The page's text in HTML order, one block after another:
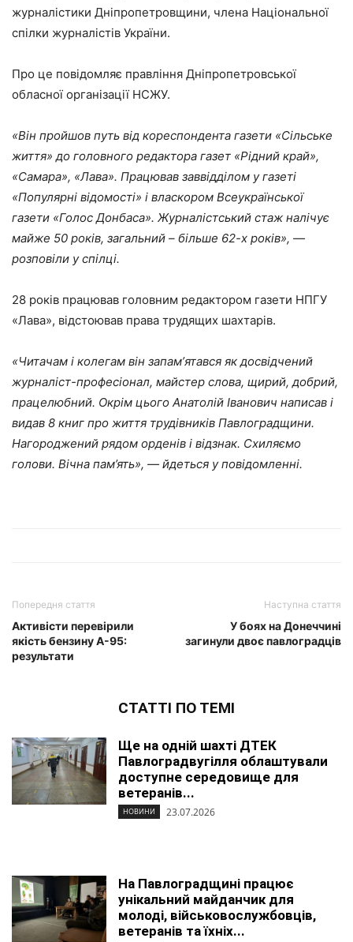
журналістики Дніпропетровщини, члена Національної
спілки журналістів України.
Про це повідомляє правління Дніпропетровської
обласної організації НСЖУ.
«Він пройшов путь від кореспондента газети «Сільське
життя» до головного редактора газет «Рідний край»,
«Самара», «Лава». Працював заввідділом у газеті
«Популярні відомості» і власкором Всеукраїнської
газети «Голос Донбаса». Журналістський стаж налічує
майже 50 років, загальний – більше 62-х років», —
розповіли у спілці.
28 років працював головним редактором газети НПГУ
«Лава», відстоював права трудящих шахтарів.
«Читачам і колегам він запамʼятався як досвідчений
журналіст-професіонал, майстер слова, щирий, добрий,
працелюбний. Окрім цього Анатолій Іванович написав і
видав 8 книг про життя трудівників Павлоградщини.
Нагороджений рядом орденів і відзнак. Схиляємо
голови. Вічна пам’ять», — йдеться у повідомленні.
Попередня стаття
Активісти перевірили
якість бензину А-95:
результати
Наступна стаття
У боях на Донеччині
загинули двоє павлоградців
СТАТТІ ПО ТЕМІ
Ще на одній шахті ДТЕК
Павлоградвугілля облаштували
доступне середовище для
ветеранів...
НОВИНИ 23.07.2026
На Павлоградщині працює
унікальний майданчик для
молоді, військовослужбовців,
ветеранів та їхніх...